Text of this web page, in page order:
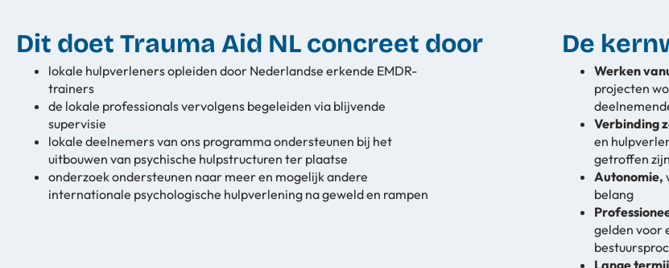
Dit doet Trauma Aid NL concreet door De
lokale hulpverleners opleiden door Nederlandse erkende EMDR-
trainers
de lokale professionals vervolgens begeleiden via blijvende
supervisie
lokale deelnemers van ons programma ondersteunen bij het
uitbouwen van psychische hulpstructuren ter plaatse
onderzoek ondersteunen naar meer en mogelijk andere
internationale psychologische hulpverlening na geweld en rampen
Werken
projecten
Verbinding
en
getroffen
Autonomie,
belang
gelden voor